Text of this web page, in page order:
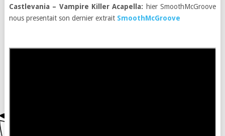
Castlevania – Vampire Killer Acapella: hier SmoothMcGroove
nous presentait son dernier extrait SmoothMcGroove